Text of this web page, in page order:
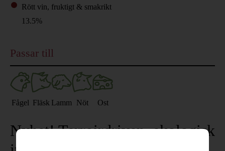
Rött vin, fruktigt & smakrikt
13.5%
Passar till
Fågel Fläsk Lamm Nöt Ost
Nyhet! Terroirdriven, ekologisk